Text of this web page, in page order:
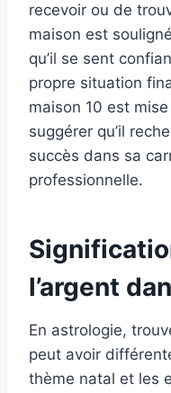
recevoir ou de
maison est
qu’il se sent
propre situation
maison 10 est
suggérer qu’il
succès dans sa
professionnelle.
l’argent
En astrologie,
peut avoir
thème natal et les